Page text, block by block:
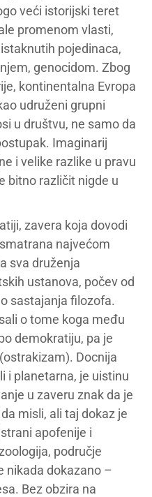
veći istorijski teret
promenom vlasti,
pojedinaca,
genocidom. Zbog
kontinentalna Evropa
udruženi grupni
u društvu, ne samo da
Imaginarij
i velike razlike u pravu
bitno različit nigde u
zavera koja dovodi
najvećom
sva druženja
ustanova, počev od
sastajanja filozofa.
o tome koga među
demokratiju, pa je
Docnija
i planetarna, je uistinu
u zaveru znak da je
misli, ali taj dokaz je
apofenije i
područje
nikada dokazano –
Bez obzira na